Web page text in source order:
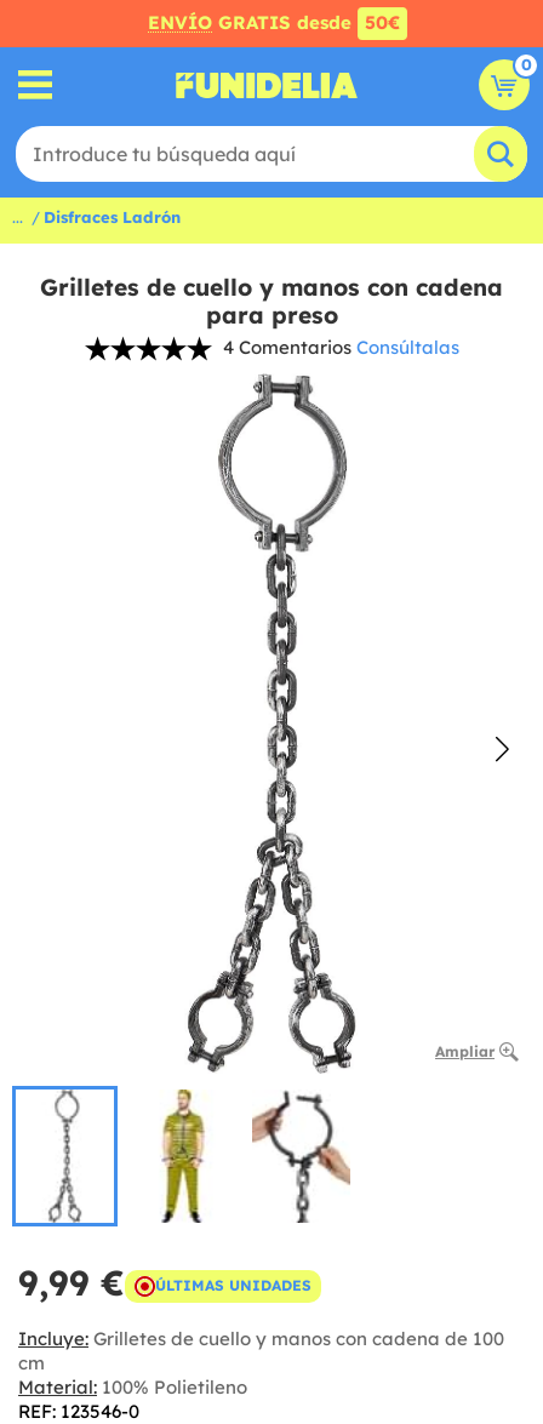
ENVÍO GRATIS desde 50€
0
... Disfraces Ladrón
Grilletes de cuello y manos con cadena
para preso
4 Comentarios Consúltalas
Ampliar
9,99 € ÚLTIMAS UNIDADES
Incluye: Grilletes de cuello y manos con cadena de 100
cm
Material: 100% Polietileno
REF: 123546-0